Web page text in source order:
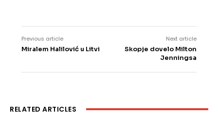
Previous article
Miralem Halilović u Litvi
Next article
Skopje dovelo Milton
Jenningsa
RELATED ARTICLES